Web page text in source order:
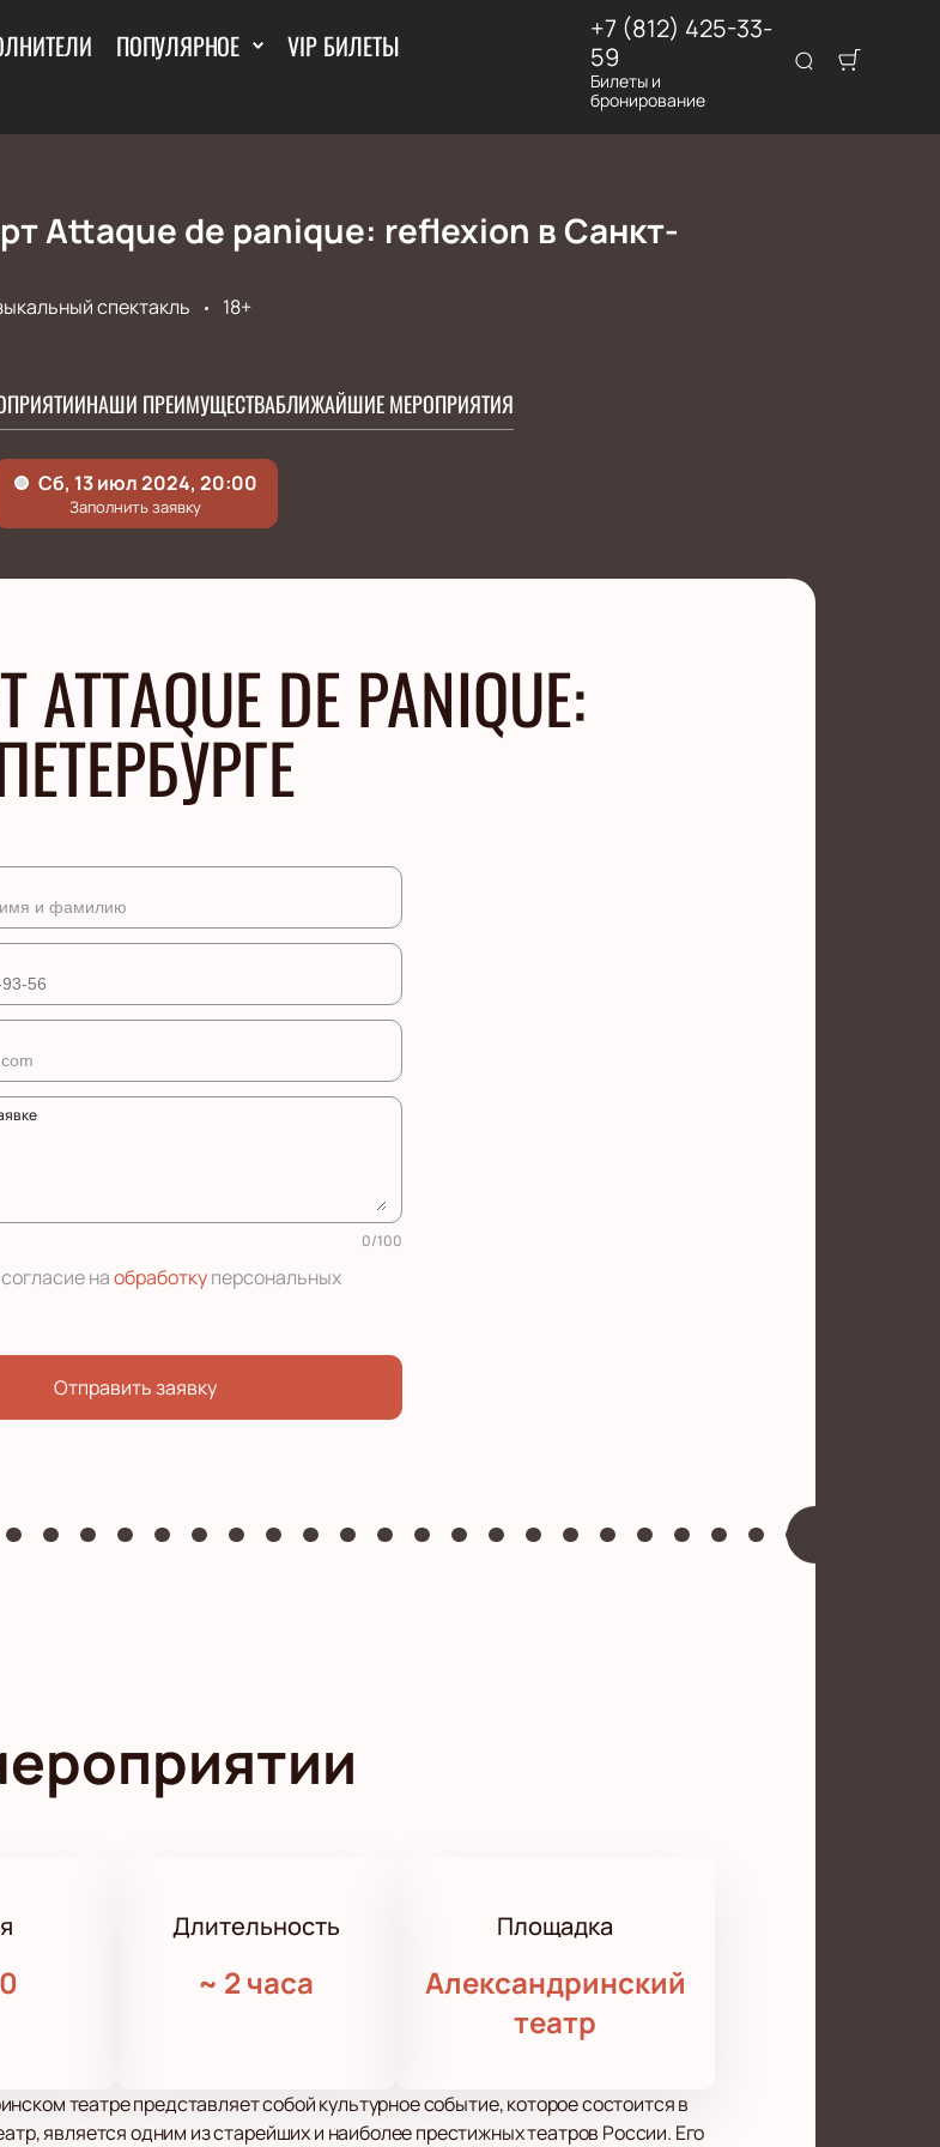
ПОПУЛЯРНОЕ
VIP БИЛЕТЫ
+7 (812) 425-33-
59
Билеты и
бронирование
Attaque de panique: reflexion в Санкт-
спектакль
18+
НАШИ ПРЕИМУЩЕСТВАБЛИЖАЙШИЕ МЕРОПРИЯТИЯ
DE PANIQUE:
0/100
наобработкуперсональных
Отправить заявку
Длительность
~ 2 часа
Площадка
Александринский
театр
театре представляет собой культурное событие, которое состоится в
является одним из старейших и наиболее престижных театров России. Его